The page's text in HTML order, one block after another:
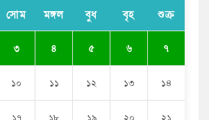
সোম মঙ্গল বুধ বৃহ শুক্র
৩ ৪ ৫ ৬ ৭
১০ ১১ ১২ ১৩ ১৪
১৭ ১৮ ১৯ ২০ ২১